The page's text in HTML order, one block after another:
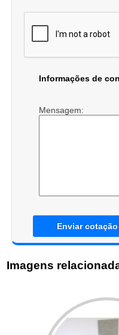
Informações de
Mensagem:
Enviar cotação
Imagens